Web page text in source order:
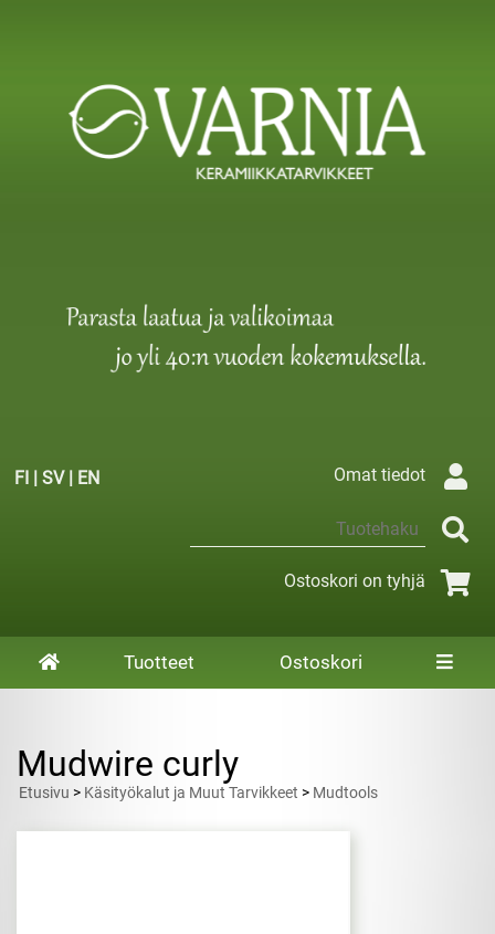
FI | SV| EN Omat tiedot
Ostoskori on tyhjä
Tuotteet Ostoskori
Mudwire curly
Etusivu > Käsityökalut ja Muut Tarvikkeet > Mudtools